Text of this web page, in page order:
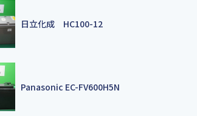
日立化成 HC100-12
Panasonic EC-FV600H5N